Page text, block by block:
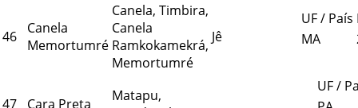
46
Canela
Memortumré
Canela, Timbira,
Canela
Ramkokamekrá,
Memortumré
Jê
UF / País
MA
47 Cara Preta
Matapu,
UF /